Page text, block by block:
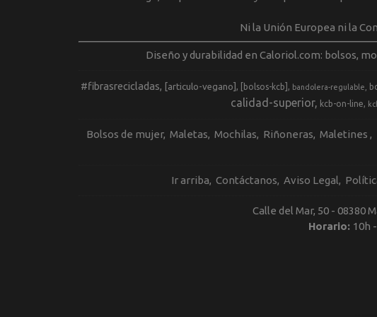
Ni la Unión Europea ni la
Diseño y durabilidad en Caloriol.com: bolsos,
#fibrasrecicladas [articulo-vegano] [bolsos-kcb] bandolera-regulable
calidad-superior kcb-on-line
Bolsos de mujer Maletas Mochilas Riñoneras Maletines
Ir arriba Contáctanos Aviso Legal
Calle del Mar, 50 - 08380
Horario: 10h